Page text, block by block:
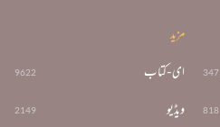
818
مزید
ای-کتاب 9622
ویڈیو 2149